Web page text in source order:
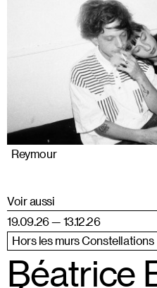
Reymour
Voir aussi
19.09.26 — 13.12.26
Hors les murs Constellations
Béatrice